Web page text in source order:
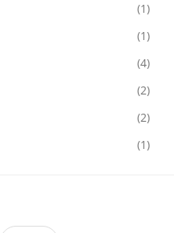
(1)
(1)
(4)
(2)
(2)
(1)